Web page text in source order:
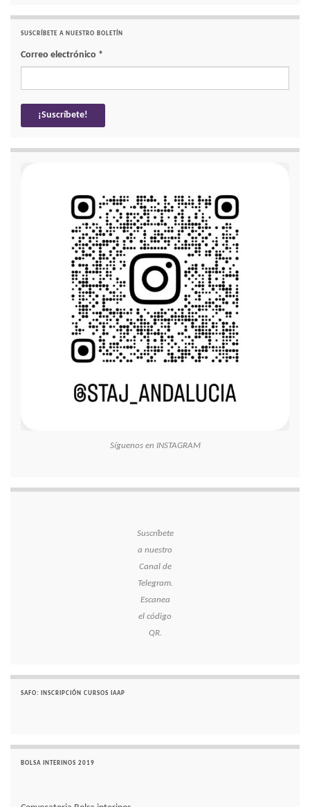
SUSCRÍBETE A NUESTRO BOLETÍN
Correo electrónico *
Síguenos en INSTAGRAM
Suscríbete
a nuestro
Canal de
Telegram.
Escanea
el código
QR.
SAFO: INSCRIPCIÓN CURSOS IAAP
BOLSA INTERINOS 2019